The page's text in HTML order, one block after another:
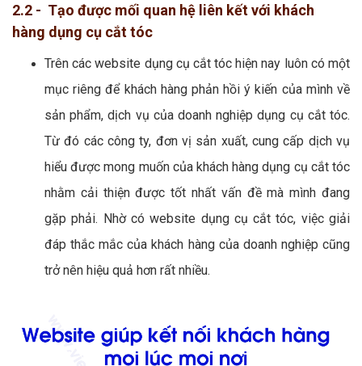
2.2 - Tạo được mối quan hệ liên kết với khách
hàng dụng cụ cắt tóc
Trên các website dụng cụ cắt tóc hiện nay luôn có một
mục riêng để khách hàng phản hồi ý kiến của mình về
sản phẩm, dịch vụ của doanh nghiệp dụng cụ cắt tóc.
Từ đó các công ty, đơn vị sản xuất, cung cấp dịch vụ
hiểu được mong muốn của khách hàng dụng cụ cắt tóc
nhằm cải thiện được tốt nhất vấn đề mà mình đang
gặp phải. Nhờ có website dụng cụ cắt tóc, việc giải
đáp thắc mắc của khách hàng của doanh nghiệp cũng
trở nên hiệu quả hơn rất nhiều.